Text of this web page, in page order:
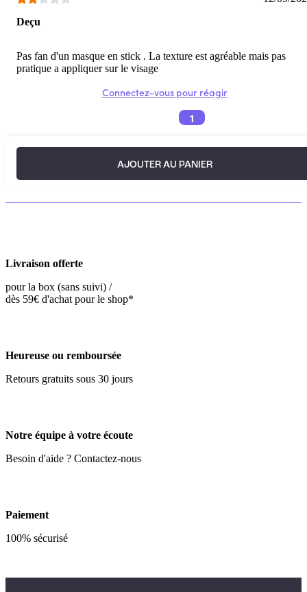
Deçu
Pas fan d'un masque en stick . La texture est agréable mais pas
pratique a appliquer sur le visage
Connectez-vous pour réagir
1
AJOUTER AU PANIER
Livraison offerte
pour la box (sans suivi) /
dès 59€ d'achat pour le shop*
Heureuse ou remboursée
Retours gratuits sous 30 jours
Notre équipe à votre écoute
Besoin d'aide ? Contactez-nous
Paiement
100% sécurisé